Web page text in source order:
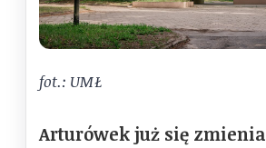
fot.: UMŁ
Arturówek już się zmienia